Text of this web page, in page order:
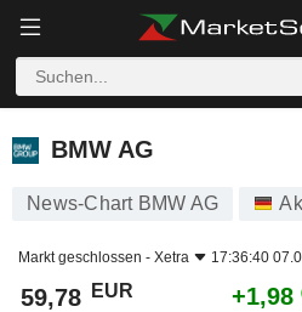
BMW AG
BMW AG
News-Chart BMW AG
Markt geschlossen - Xetra 17:36:40
59,78 EUR +1,98